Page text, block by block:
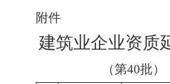
附件
建筑业企业资质
（第40批）